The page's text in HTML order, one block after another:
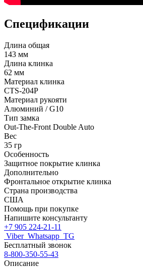
Спецификации
Длина общая
143 мм
Длина клинка
62 мм
Материал клинка
CTS-204P
Материал рукояти
Алюминий / G10
Тип замка
Out-The-Front Double Auto
Вес
35 гр
Особенность
Защитное покрытие клинка
Дополнительно
Фронтальное открытие клинка
Страна производства
США
Помощь при покупке
Напишите консультанту
+7 905 224-21-11
Viber Whatsapp TG
Бесплатный звонок
8-800-350-55-43
Описание